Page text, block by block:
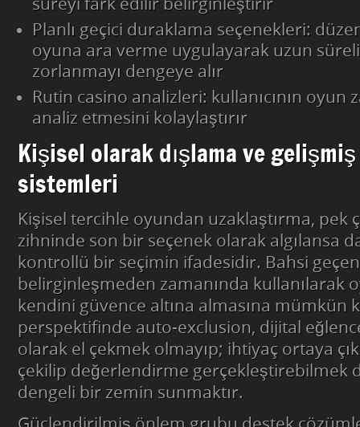
süreyi fark edilir belirginleştirir
Planlı geçici duraklama seçenekleri:
oyuna ara verme uygulayarak uzun
zorlanmayı dengeye alır
Rutin casino analizleri: kullanıcının oyun
analiz etmesini kolaylaştırır
Kişisel olarak dışlama ve
sistemleri
Kişisel tercihle oyundan uzaklaştırma, pek
zihninde son bir seçenek olarak algılansa
kontrollü bir seçimin ifadesidir. Bahsi
belirginleşmeden zamanında kullanılarak
kendini güvence altına almasına mümkün
perspektifinde auto-exclusion, dijital
olarak el çekmek olmayıp; ihtiyaç ortaya
çekilip değerlendirme gerçekleştirebilmek
dengeli bir zemin sunmaktır.